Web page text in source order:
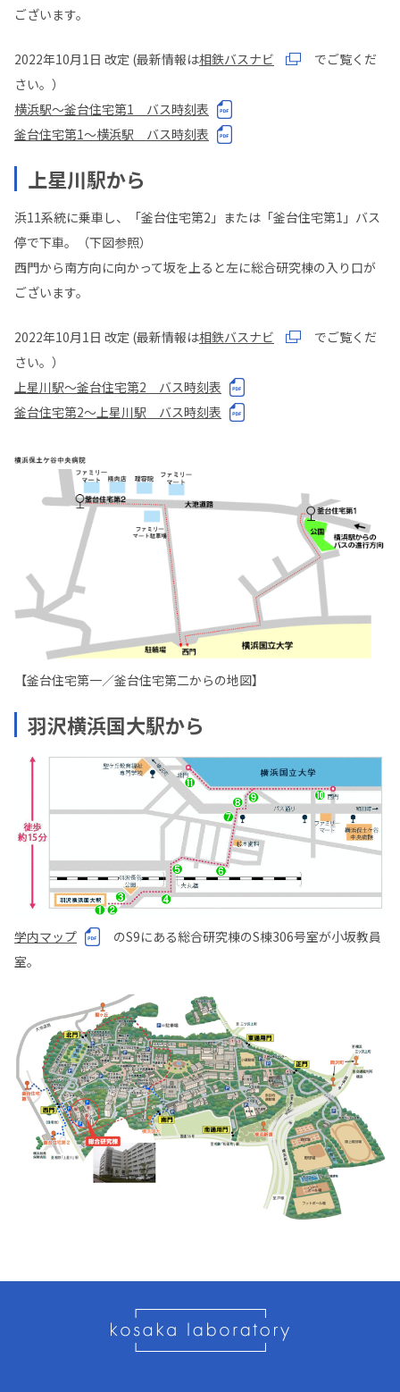
ございます。
2022年10月1日 改定 (最新情報は相鉄バスナビ
でご覧くだ
さい。）
横浜駅～釜台住宅第1 バス時刻表
釜台住宅第1～横浜駅 バス時刻表
上星川駅から
浜11系統に乗車し、「釜台住宅第2」または「釜台住宅第1」バス
停で下車。（下図参照）
西門から南方向に向かって坂を上ると左に総合研究棟の入り口が
ございます。
2022年10月1日 改定 (最新情報は相鉄バスナビ
でご覧くだ
さい。）
上星川駅～釜台住宅第2 バス時刻表
釜台住宅第2～上星川駅 バス時刻表
【釜台住宅第一／釜台住宅第二からの地図】
羽沢横浜国大駅から
学内マップ
のS9にある総合研究棟のS棟306号室が小坂教員
室。